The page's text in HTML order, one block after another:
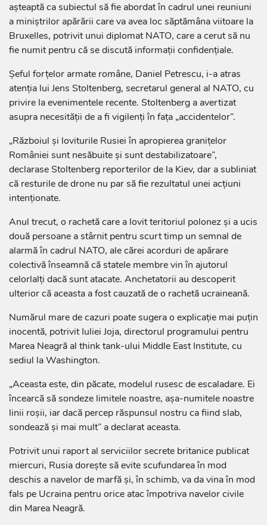
aşteaptă ca subiectul să fie abordat în cadrul unei reuniuni
a miniştrilor apărării care va avea loc săptămâna viitoare la
Bruxelles, potrivit unui diplomat NATO, care a cerut să nu
fie numit pentru că se discută informaţii confidenţiale.
Şeful forţelor armate române, Daniel Petrescu, i-a atras
atenţia lui Jens Stoltenberg, secretarul general al NATO, cu
privire la evenimentele recente. Stoltenberg a avertizat
asupra necesităţii de a fi vigilenţi în faţa „accidentelor”.
„Războiul şi loviturile Rusiei în apropierea graniţelor
României sunt nesăbuite şi sunt destabilizatoare”,
declarase Stoltenberg reporterilor de la Kiev, dar a subliniat
că resturile de drone nu par să fie rezultatul unei acţiuni
intenţionate.
Anul trecut, o rachetă care a lovit teritoriul polonez şi a ucis
două persoane a stârnit pentru scurt timp un semnal de
alarmă în cadrul NATO, ale cărei acorduri de apărare
colectivă înseamnă că statele membre vin în ajutorul
celorlalţi dacă sunt atacate. Anchetatorii au descoperit
ulterior că aceasta a fost cauzată de o rachetă ucraineană.
Numărul mare de cazuri poate sugera o explicaţie mai puţin
inocentă, potrivit Iuliei Joja, directorul programului pentru
Marea Neagră al think tank-ului Middle East Institute, cu
sediul la Washington.
„Aceasta este, din păcate, modelul rusesc de escaladare. Ei
încearcă să sondeze limitele noastre, aşa-numitele noastre
linii roşii, iar dacă percep răspunsul nostru ca fiind slab,
sondează şi mai mult” a declarat aceasta.
Potrivit unui raport al serviciilor secrete britanice publicat
miercuri, Rusia doreşte să evite scufundarea în mod
deschis a navelor de marfă şi, în schimb, va da vina în mod
fals pe Ucraina pentru orice atac împotriva navelor civile
din Marea Neagră.